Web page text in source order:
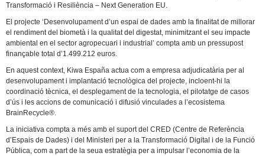
Transformació i Resiliència – Next Generation EU.
El projecte ‘Desenvolupament d’un espai de dades amb la finalitat de millorar
el rendiment del biometà i la qualitat del digestat, minimitzant el seu impacte
ambiental en el sector agropecuari i industrial’ compta amb un pressupost
finançable total d’1.499.212 euros.
En aquest context, Kiwa España actua com a empresa adjudicatària per al
desenvolupament i implantació tecnològica del projecte, incloent-hi la
coordinació tècnica, el desplegament de la tecnologia, el pilotatge de casos
d’ús i les accions de comunicació i difusió vinculades a l’ecosistema
BrainRecycle®.
La iniciativa compta a més amb el suport del CRED (Centre de Referència
d’Espais de Dades) i del Ministeri per a la Transformació Digital i de la Funció
Pública, com a part de la seua estratègia per a impulsar l’economia de la